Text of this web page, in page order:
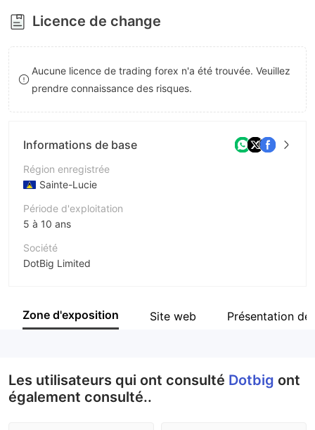
8
9
9
Licence de change
Aucune licence de trading forex n'a été trouvée. Veuillez
prendre connaissance des risques.
Informations de base
Région enregistrée
Sainte-Lucie
Période d'exploitation
5 à 10 ans
Société
DotBig Limited
Personnel
Zone d'exposition Site web Présentation
Les utilisateurs qui ont consulté Dotbig ont
également consulté..